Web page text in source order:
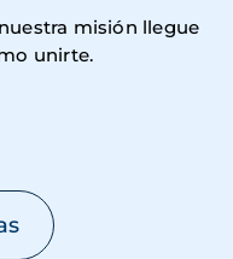
misión llegue
unirte.